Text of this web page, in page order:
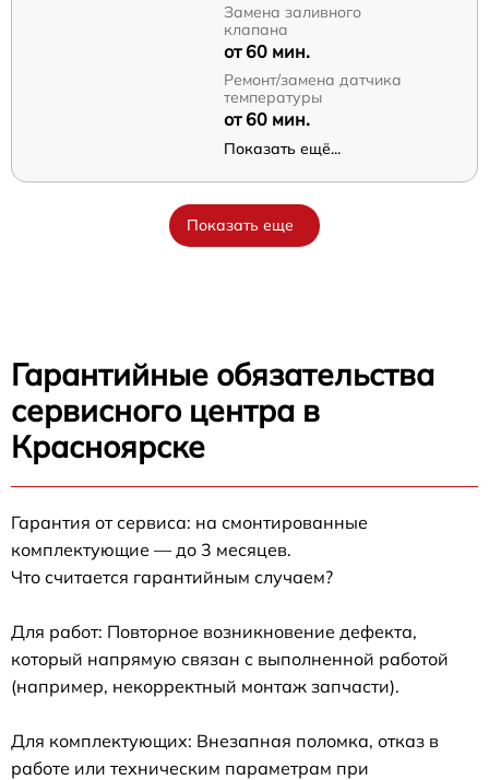
Замена заливного
клапана
от 60 мин.
Ремонт/замена датчика
температуры
от 60 мин.
Показать ещё...
Показать еще
Гарантийные обязательства
сервисного центра в
Красноярске
Гарантия от сервиса: на смонтированные
комплектующие — до 3 месяцев.
Что считается гарантийным случаем?
Для работ: Повторное возникновение дефекта,
который напрямую связан с выполненной работой
(например, некорректный монтаж запчасти).
Для комплектующих: Внезапная поломка, отказ в
работе или техническим параметрам при